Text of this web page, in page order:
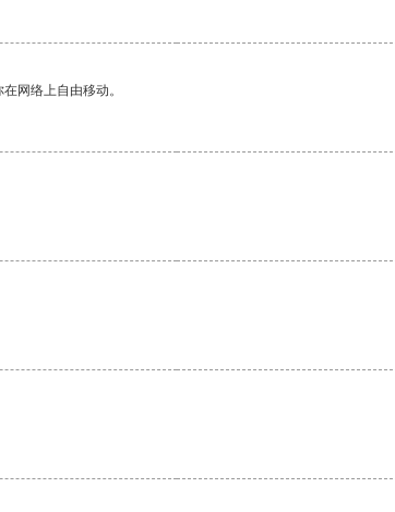
网络上自由移动。